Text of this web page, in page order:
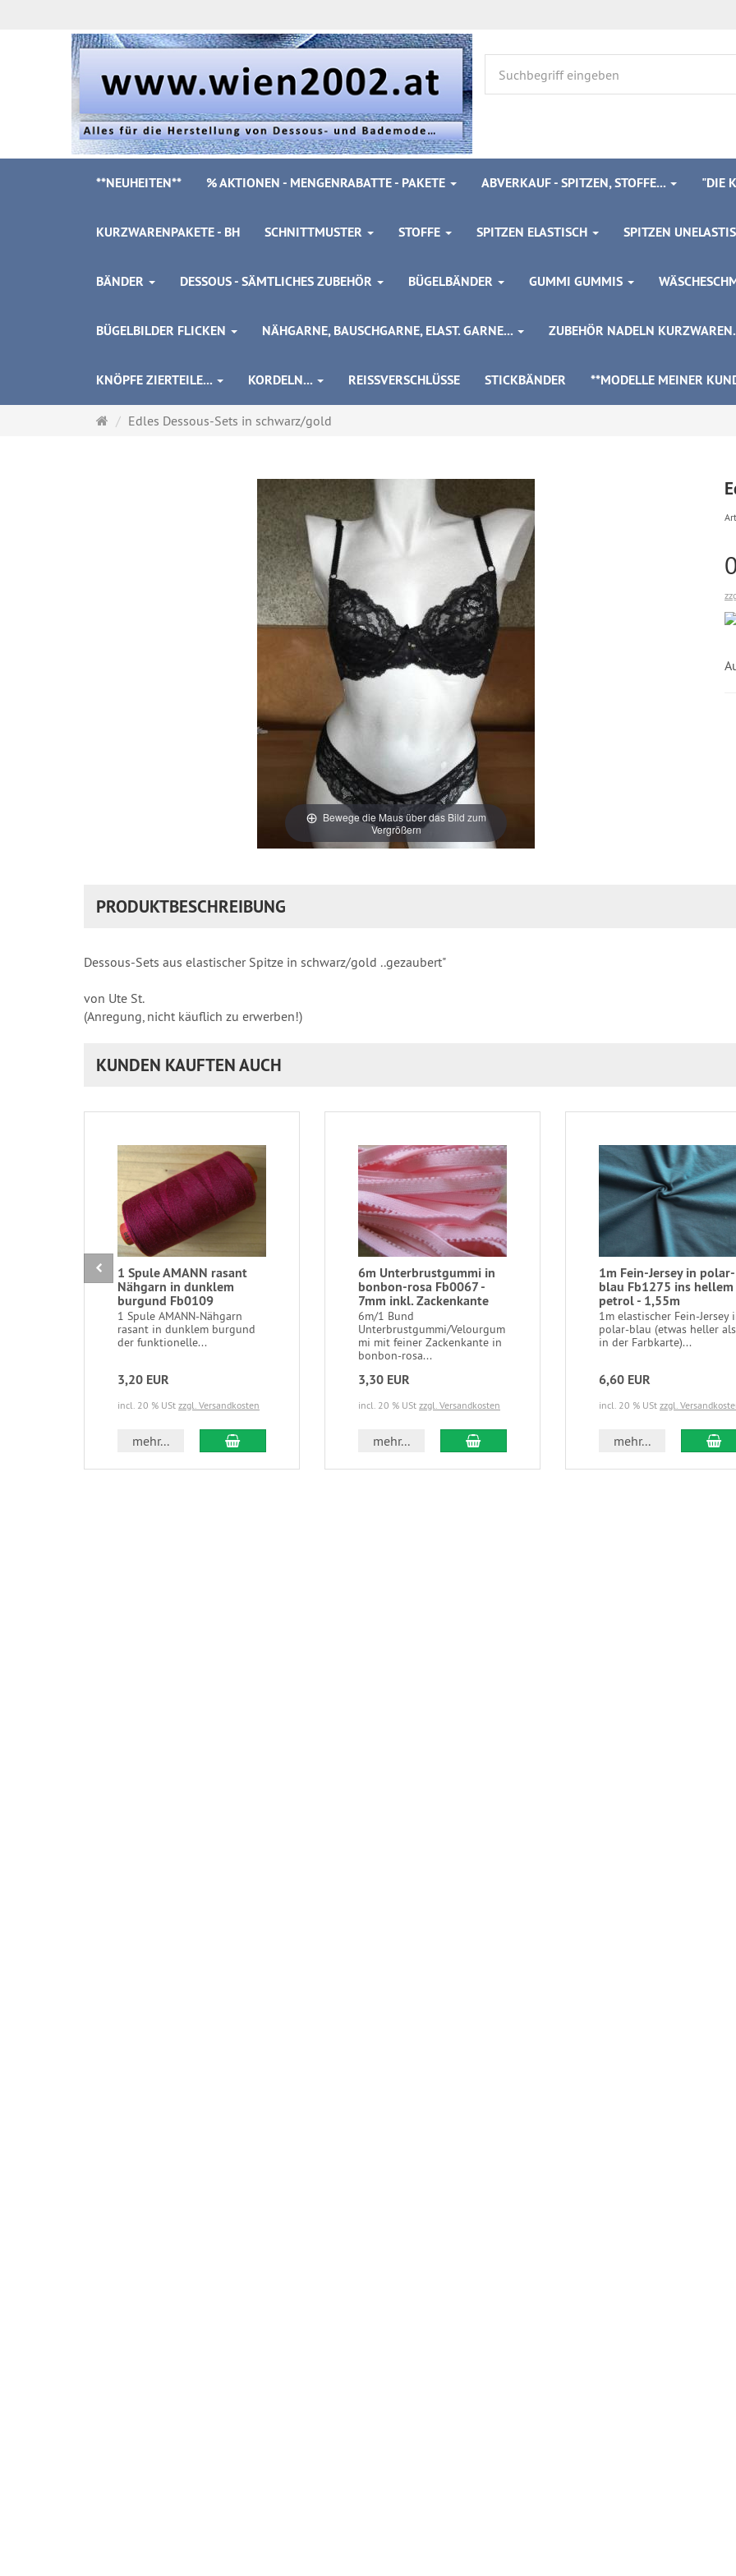
**NEUHEITEN** % AKTIONEN - MENGENRABATTE - PAKETE ABVERKAUF - SPITZEN, STOFFE... "DIE
KURZWARENPAKETE - BH SCHNITTMUSTER STOFFE SPITZEN ELASTISCH SPITZEN
BÄNDER DESSOUS - SÄMTLICHES ZUBEHÖR BÜGELBÄNDER GUMMI GUMMIS
BÜGELBILDER FLICKEN NÄHGARNE, BAUSCHGARNE, ELAST. GARNE... ZUBEHÖR NADELN
KNÖPFE ZIERTEILE... KORDELN... REISSVERSCHLÜSSE STICKBÄNDER **MODELLE MEINER
Startseite
Edles Dessous-Sets in schwarz/gold
Bewege die Maus über das Bild zum
Vergrößern
PRODUKTBESCHREIBUNG
Dessous-Sets aus elastischer Spitze in schwarz/gold ..gezaubert"
von Ute St.
(Anregung, nicht käuflich zu erwerben!)
KUNDEN KAUFTEN AUCH
1 Spule AMANN rasant
Nähgarn in dunklem
burgund Fb0109
1 Spule AMANN-Nähgarn
rasant in dunklem burgund
der funktionelle...
3,20 EUR
incl. 20 % USt zzgl. Versandkosten
mehr... In den Warenkorb
6m Unterbrustgummi in
bonbon-rosa Fb0067 -
7mm inkl. Zackenkante
6m/1 Bund
Unterbrustgummi/Velourgum
mi mit feiner Zackenkante in
bonbon-rosa...
3,30 EUR
incl. 20 % USt zzgl. Versandkosten
mehr... In den Warenkorb
1m Fein-Jersey in polar-
blau Fb1275 ins hellem
petrol - 1,55m
1m elastischer Fein-Jersey
polar-blau (etwas heller als
in der Farbkarte)...
6,60 EUR
incl. 20 % USt zzgl.
mehr... In